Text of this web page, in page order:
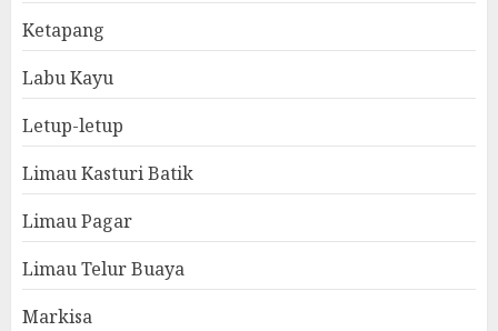
Ketapang
Labu Kayu
Letup-letup
Limau Kasturi Batik
Limau Pagar
Limau Telur Buaya
Markisa